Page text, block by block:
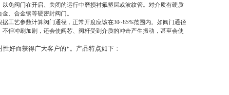
免阀门在开启、关闭的运行中磨损衬氟塑层或波纹管。对介质有硬质
、合金钢等硬密封阀门。
工艺参数计算阀门通径，正常开度应该在30~85%范围内。如阀门通径
但冲刷加剧，还会使阀芯、阀杆受到介质的冲击产生振动，甚至会使
好而获得广大客户的*。产品特点如下：